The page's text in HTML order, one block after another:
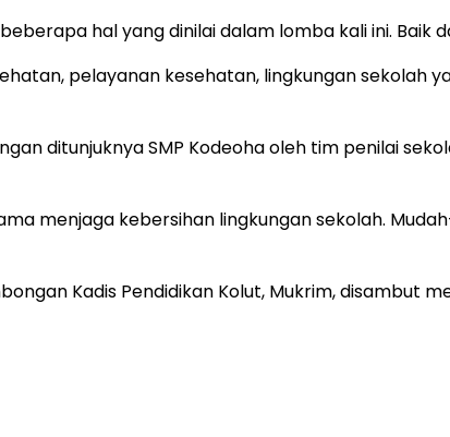
hal yang dinilai dalam lomba kali ini. Baik
pelayanan kesehatan, lingkungan sekolah
ditunjuknya SMP Kodeoha oleh tim penilai
menjaga kebersihan lingkungan sekolah.
Kadis Pendidikan Kolut, Mukrim, disambut